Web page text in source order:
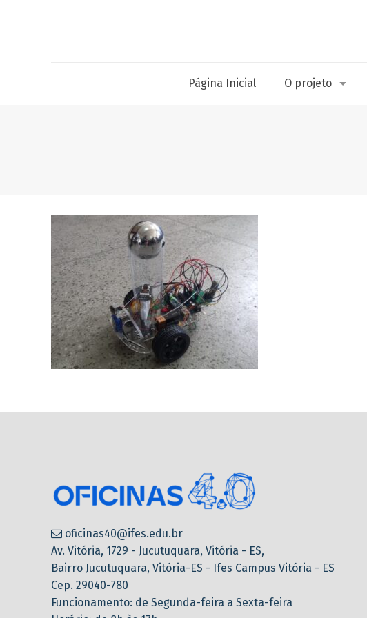
Página Inicial O projeto
oficinas40@ifes.edu.br
Av. Vitória, 1729 - Jucutuquara, Vitória - ES,
Bairro Jucutuquara, Vitória-ES - Ifes Campus Vitória - ES
Cep. 29040-780
Funcionamento: de Segunda-feira a Sexta-feira